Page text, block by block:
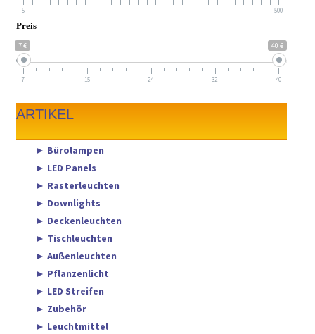
5 500
Preis
7 € 40 €
7 15 24 32 40
ARTIKEL
► Bürolampen
► LED Panels
► Rasterleuchten
► Downlights
► Deckenleuchten
► Tischleuchten
► Außenleuchten
► Pflanzenlicht
► LED Streifen
► Zubehör
► Leuchtmittel